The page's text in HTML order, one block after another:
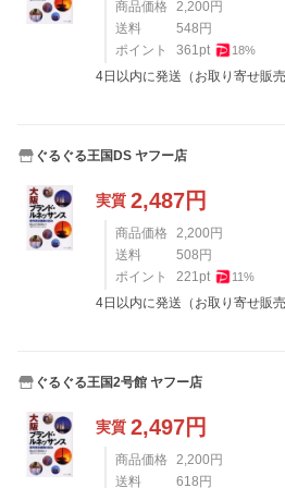
商品価格 2,200 円
送料
548 円
ポイント
361pt 18%
4日以内に発送（お取り寄せ販
ぐるぐる王国DS ヤフー店
実質 2,487円
商品価格 2,200 円
送料
508 円
ポイント
221pt 11%
4日以内に発送（お取り寄せ販
ぐるぐる王国2号館 ヤフー店
実質 2,497円
商品価格 2,200 円
送料
618 円